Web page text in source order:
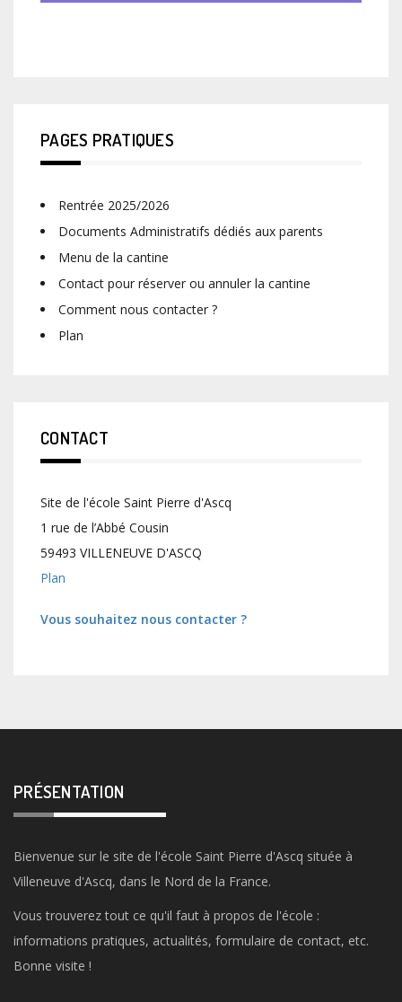
PAGES PRATIQUES
Rentrée 2025/2026
Documents Administratifs dédiés aux parents
Menu de la cantine
Contact pour réserver ou annuler la cantine
Comment nous contacter ?
Plan
CONTACT
Site de l'école Saint Pierre d'Ascq
1 rue de l’Abbé Cousin
59493 VILLENEUVE D'ASCQ
Plan
Vous souhaitez nous contacter ?
PRÉSENTATION
Bienvenue sur le site de l'école Saint Pierre d'Ascq située à
Villeneuve d'Ascq, dans le Nord de la France.
Vous trouverez tout ce qu'il faut à propos de l'école :
informations pratiques, actualités, formulaire de contact, etc.
Bonne visite !